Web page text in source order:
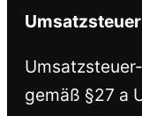
gemäß §27 a